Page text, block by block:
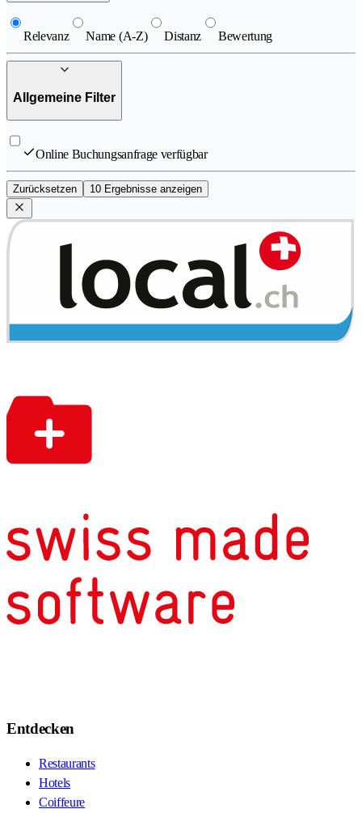
Relevanz Name (A-Z) Distanz Bewertung
Allgemeine Filter
Online Buchungsanfrage verfügbar
Zurücksetzen 10 Ergebnisse anzeigen
Entdecken
Restaurants
Hotels
Coiffeure